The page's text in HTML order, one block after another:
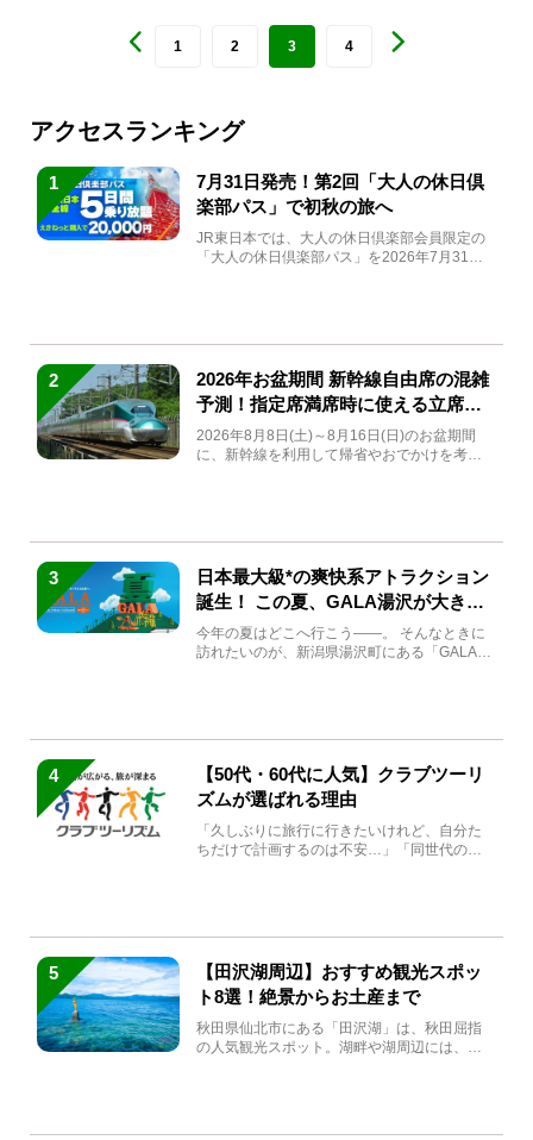
1 2 3 4
アクセスランキング
1
7月31日発売！第2回「大人の休日倶
楽部パス」で初秋の旅へ
JR東日本では、大人の休日倶楽部会員限定の
「大人の休日倶楽部パス」を2026年7月31日
2
2026年お盆期間 新幹線自由席の混雑
予測！指定席満席時に使える立席特
急券も解説
2026年8月8日(土)～8月16日(日)のお盆期間
に、新幹線を利用して帰省やおでかけを考え
3
日本最大級*の爽快系アトラクション
誕生！ この夏、GALA湯沢が大きく
生まれ変わる
今年の夏はどこへ行こう――。 そんなときに
訪れたいのが、新潟県湯沢町にある「GALA湯
4
【50代・60代に人気】クラブツーリ
ズムが選ばれる理由
「久しぶりに旅行に行きたいけれど、自分た
ちだけで計画するのは不安…」「同世代の方
5
【田沢湖周辺】おすすめ観光スポッ
ト8選！絶景からお土産まで
秋田県仙北市にある「田沢湖」は、秋田屈指
の人気観光スポット。湖畔や湖周辺には、田